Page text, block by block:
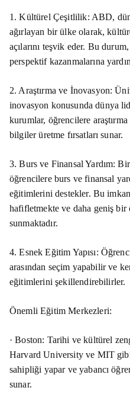
1. Kültürel Çeşitlilik: ABD,
ağırlayan bir ülke olarak,
açılarını teşvik eder. Bu
perspektif kazanmalarına
2. Araştırma ve İnovasyon:
inovasyon konusunda dünya
kurumlar, öğrencilere
bilgiler üretme fırsatları sunar.
3. Burs ve Finansal Yardım:
öğrencilere burs ve finansal
eğitimlerini destekler. Bu
hafifletmekte ve daha geniş bir
sunmaktadır.
4. Esnek Eğitim Yapısı:
arasından seçim yapabilir ve
eğitimlerini şekillendirebilirler.
Önemli Eğitim Merkezleri:
· Boston: Tarihi ve kültürel
Harvard University ve MIT
sahipliği yapar ve yabancı
sunar.